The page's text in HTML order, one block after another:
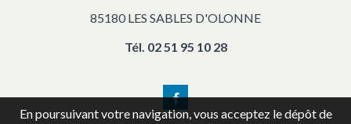
En poursuivant votre navigation, vous acceptez le dépôt de
85180 LES SABLES D'OLONNE
Tél. 02 51 95 10 28
Facebook